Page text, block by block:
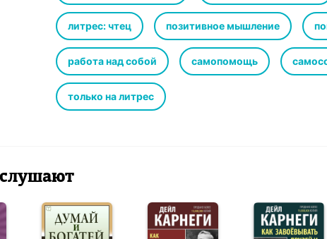
литрес: чтец позитивное мышление
работа над собой самопомощь
только на литрес
слушают